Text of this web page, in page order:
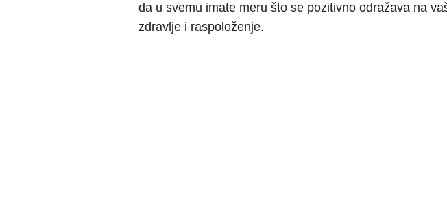
da u svemu imate meru što se pozitivno odražava na
zdravlje i raspoloženje.